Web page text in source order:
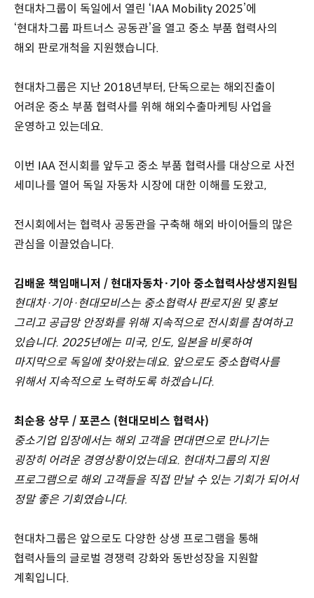
현대차그룹이 독일에서 열린 ‘IAA Mobility 2025’에
‘현대차그룹 파트너스 공동관’을 열고 중소 부품 협력사의
해외 판로개척을 지원했습니다.
현대차그룹은 지난 2018년부터, 단독으로는 해외진출이
어려운 중소 부품 협력사를 위해 해외수출마케팅 사업을
운영하고 있는데요.
이번 IAA 전시회를 앞두고 중소 부품 협력사를 대상으로 사전
세미나를 열어 독일 자동차 시장에 대한 이해를 도왔고,
전시회에서는 협력사 공동관을 구축해 해외 바이어들의 많은
관심을 이끌었습니다.
김배윤 책임매니저 / 현대자동차·기아 중소협력사상생지원팀
현대차·기아·현대모비스는 중소협력사 판로지원 및 홍보
그리고 공급망 안정화를 위해 지속적으로 전시회를 참여하고
있습니다. 2025년에는 미국, 인도, 일본을 비롯하여
마지막으로 독일에 찾아왔는데요. 앞으로도 중소협력사를
위해서 지속적으로 노력하도록 하겠습니다.
최순용 상무 / 포콘스 (현대모비스 협력사)
중소기업 입장에서는 해외 고객을 면대면으로 만나기는
굉장히 어려운 경영상황이었는데요. 현대차그룹의 지원
프로그램으로 해외 고객들을 직접 만날 수 있는 기회가 되어서
정말 좋은 기회였습니다.
현대차그룹은 앞으로도 다양한 상생 프로그램을 통해
협력사들의 글로벌 경쟁력 강화와 동반성장을 지원할
계획입니다.